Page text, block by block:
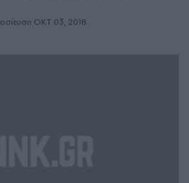
ΟΚΤ 03, 2018